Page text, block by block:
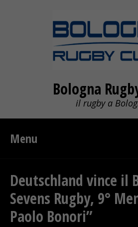
Bologna
il rugby a
Menu
Deutschland vince il
Sevens Rugby, 9°
Paolo Bonori”